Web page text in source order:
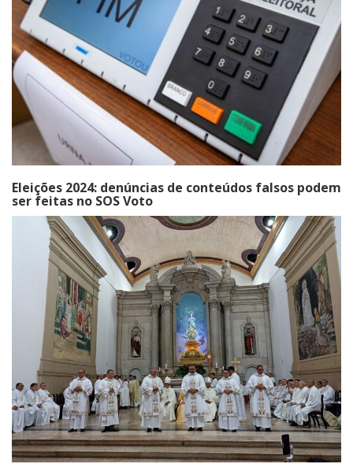
Eleições 2024: denúncias de conteúdos falsos podem
ser feitas no SOS Voto